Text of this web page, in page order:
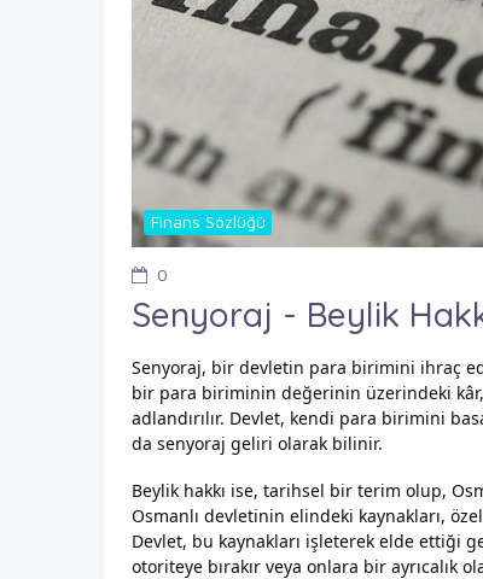
Finans Sözlüğü
0
Senyoraj - Beylik
Senyoraj, bir devletin para birimini ihraç
bir para biriminin değerinin üzerindeki
adlandırılır. Devlet, kendi para birimini
da senyoraj geliri olarak bilinir.
Beylik hakkı ise, tarihsel bir terim olup,
Osmanlı devletinin elindeki kaynakları,
Devlet, bu kaynakları işleterek elde ettiği
otoriteye bırakır veya onlara bir ayrıcalık